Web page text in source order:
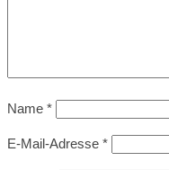
Name *
E-Mail-Adresse *